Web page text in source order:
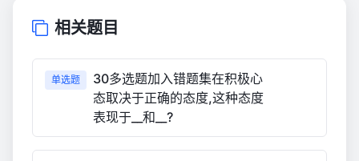
相关题目
单选题
30多选题加入错题集在积极心
态取决于正确的态度,这种态度
表现于__和__?